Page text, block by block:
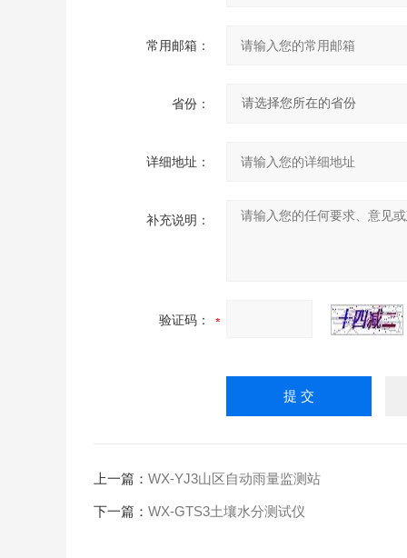
常用邮箱：
省份：
详细地址：
补充说明：
验证码：
上一篇： WX-YJ3山区自动雨量监测站
下一篇： WX-GTS3土壤水分测试仪